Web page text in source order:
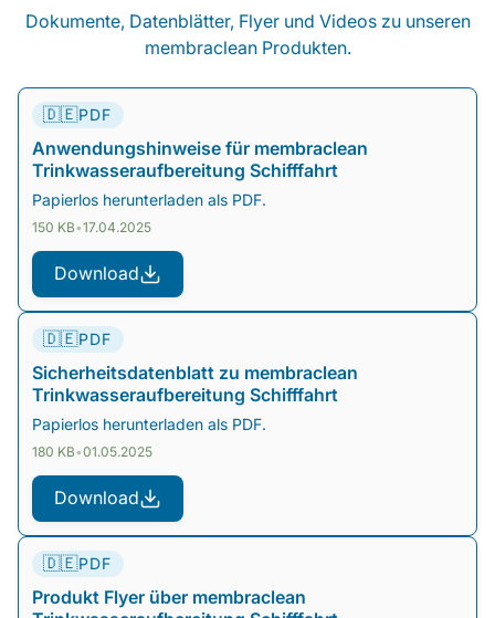
Dokumente, Datenblätter, Flyer und Videos zu unseren
membraclean Produkten.
🇩🇪PDF
Anwendungshinweise für membraclean
Trinkwasseraufbereitung Schifffahrt
Papierlos herunterladen als PDF.
150 KB•17.04.2025
Download
🇩🇪PDF
Sicherheitsdatenblatt zu membraclean
Trinkwasseraufbereitung Schifffahrt
Papierlos herunterladen als PDF.
180 KB•01.05.2025
Download
🇩🇪PDF
Produkt Flyer über membraclean